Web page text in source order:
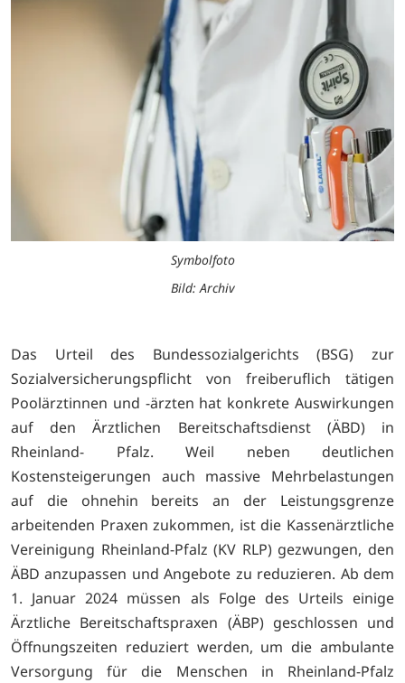
Symbolfoto
Bild: Archiv
Das Urteil des Bundessozialgerichts (BSG) zur
Sozialversicherungspflicht von freiberuflich tätigen
Poolärztinnen und -ärzten hat konkrete Auswirkungen
auf den Ärztlichen Bereitschaftsdienst (ÄBD) in
Rheinland- Pfalz. Weil neben deutlichen
Kostensteigerungen auch massive Mehrbelastungen
auf die ohnehin bereits an der Leistungsgrenze
arbeitenden Praxen zukommen, ist die Kassenärztliche
Vereinigung Rheinland-Pfalz (KV RLP) gezwungen, den
ÄBD anzupassen und Angebote zu reduzieren. Ab dem
1. Januar 2024 müssen als Folge des Urteils einige
Ärztliche Bereitschaftspraxen (ÄBP) geschlossen und
Öffnungszeiten reduziert werden, um die ambulante
Versorgung für die Menschen in Rheinland-Pfalz